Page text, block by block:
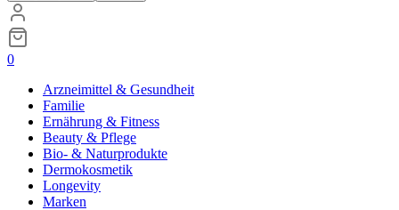
0
Arzneimittel & Gesundheit
Familie
Ernährung & Fitness
Beauty & Pflege
Bio- & Naturprodukte
Dermokosmetik
Longevity
Marken